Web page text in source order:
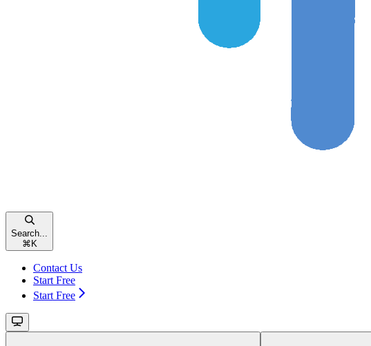
Search...
⌘ K
Contact Us
Start Free
Start Free